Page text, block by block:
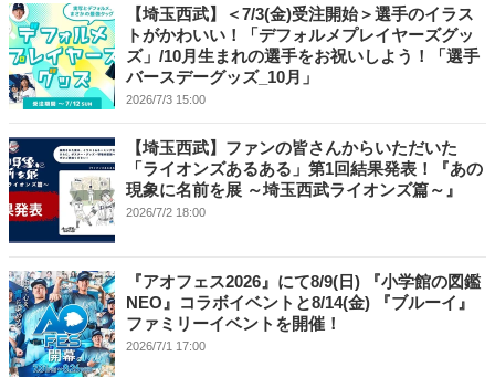
【埼玉西武】＜7/3(金)受注開始＞選手のイラス
トがかわいい！「デフォルメプレイヤーズグッ
ズ」/10月生まれの選手をお祝いしよう！「選手
バースデーグッズ_10月」
2026/7/3 15:00
【埼玉西武】ファンの皆さんからいただいた
「ライオンズあるある」第1回結果発表！『あの
現象に名前を展 ～埼玉西武ライオンズ篇～』
2026/7/2 18:00
『アオフェス2026』にて8/9(日) 『小学館の図鑑
NEO』コラボイベントと8/14(金) 『ブルーイ』
ファミリーイベントを開催！
2026/7/1 17:00